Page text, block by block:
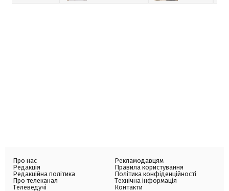
Про нас
Редакція
Редакційна політика
Про телеканал
Телеведучі
Рекламодавцям
Правила користування
Політика конфіденційності
Технічна інформація
Контакти